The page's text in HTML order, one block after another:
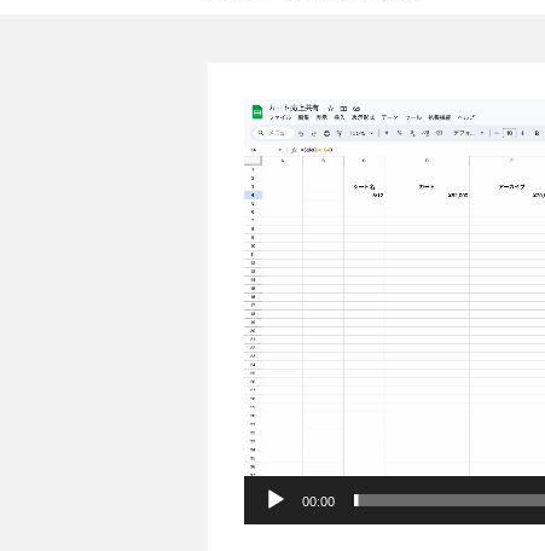
動
画
プ
レ
ー
ヤ
ー
00:00